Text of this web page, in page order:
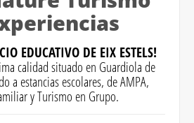
EDUCATIVO DE EIX ESTELS!
calidad situado en Guardiola de
a estancias escolares, de AMPA,
y Turismo en Grupo.